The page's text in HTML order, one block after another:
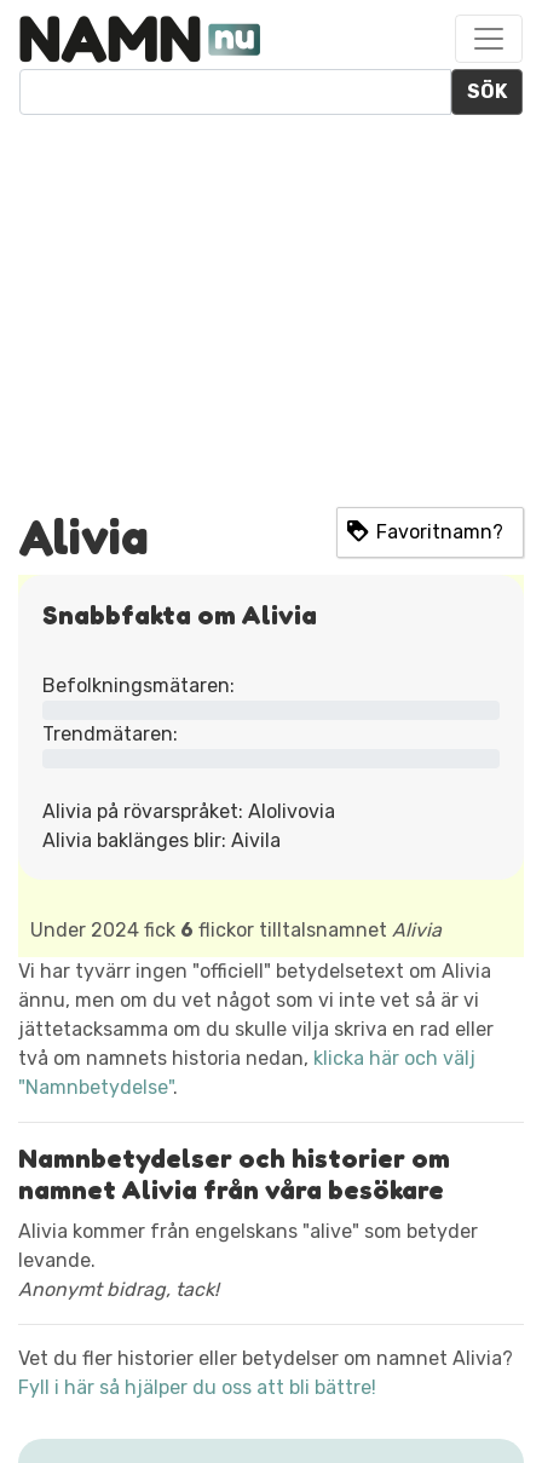
SÖK
Alivia Favoritnamn?
Snabbfakta om Alivia
Befolkningsmätaren:
Trendmätaren:
Alivia på rövarspråket: Alolivovia
Alivia baklänges blir: Aivila
Under 2024 fick 6 flickor tilltalsnamnet Alivia
Vi har tyvärr ingen "officiell" betydelsetext om Alivia
ännu, men om du vet något som vi inte vet så är vi
jättetacksamma om du skulle vilja skriva en rad eller
två om namnets historia nedan, klicka här och välj
"Namnbetydelse".
Namnbetydelser och historier om
namnet Alivia från våra besökare
Alivia kommer från engelskans "alive" som betyder
levande.
Anonymt bidrag, tack!
Vet du fler historier eller betydelser om namnet Alivia?
Fyll i här så hjälper du oss att bli bättre!